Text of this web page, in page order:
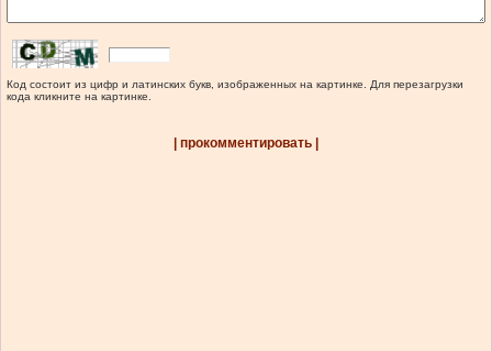
Код состоит из цифр и латинских букв, изображенных на картинке. Для перезагрузки
кода кликните на картинке.
| прокомментировать |